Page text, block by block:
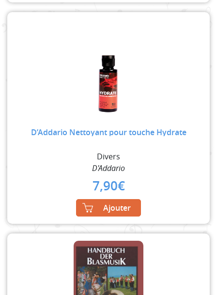
D’Addario Nettoyant pour touche Hydrate
Divers
D'Addario
7,90€
Ajouter